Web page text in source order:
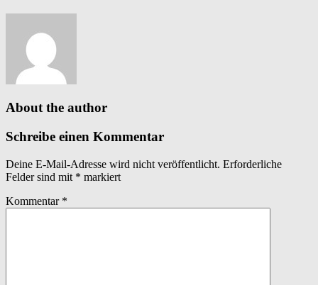
About the author
Schreibe einen Kommentar
Deine E-Mail-Adresse wird nicht veröffentlicht. Erforderliche
Felder sind mit * markiert
Kommentar *